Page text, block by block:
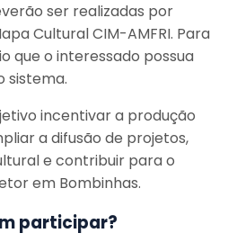
ser realizadas por
Cultural CIM-AMFRI. Para
que o interessado possua
sistema.
incentivar a produção
a difusão de projetos,
e contribuir para o
em Bombinhas.
participar?